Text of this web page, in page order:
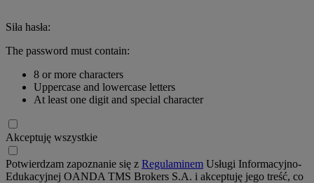
Siła hasła:
The password must contain:
8 or more characters
Uppercase and lowercase letters
At least one digit and special character
Akceptuję wszystkie
Potwierdzam zapoznanie się z Regulaminem Usługi Informacyjno-
Edukacyjnej OANDA TMS Brokers S.A. i akceptuję jego treść, co